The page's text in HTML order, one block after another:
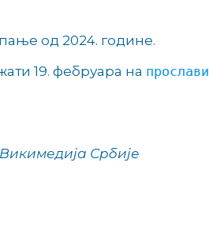
од 2024. године.
19. фебруара на прослави
Србије